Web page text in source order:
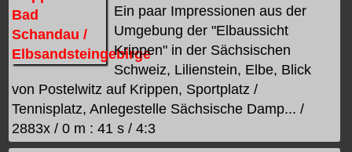
Ein paar Impressionen aus der
Umgebung der "Elbaussicht
Krippen" in der Sächsischen
Schweiz, Lilienstein, Elbe, Blick
von Postelwitz auf Krippen, Sportplatz /
Tennisplatz, Anlegestelle Sächsische Damp... /
2883x / 0 m : 41 s / 4:3